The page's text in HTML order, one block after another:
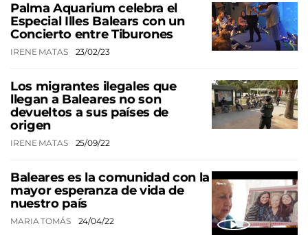
Palma Aquarium celebra el
Especial Illes Balears con un
Concierto entre Tiburones
IRENE MATAS 23/02/23
Los migrantes ilegales que
llegan a Baleares no son
devueltos a sus países de
origen
IRENE MATAS 25/09/22
Baleares es la comunidad con la
mayor esperanza de vida de
nuestro país
MARIA TOMÁS 24/04/22